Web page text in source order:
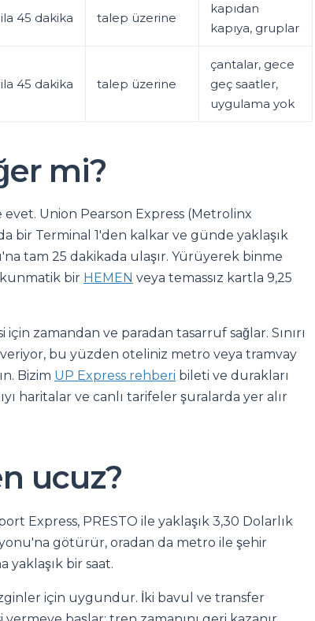
45 dakika talep üzerine
kapıdan
kapıya, gruplar
45 dakika talep üzerine
çantalar, gece
geç saatler,
uygulama yok
mi?
Union Pearson Express (Metrolinx
bir Terminal 1'den kalkar ve günde yaklaşık
tam 25 dakikada ulaşır. Yürüyerek binme
bir HEMEN veya temassız kartla 9,25
zamandan ve paradan tasarruf sağlar. Sınırı
bu yüzden oteliniz metro veya tramvay
Bizim UP Express rehberi bileti ve durakları
haritalar ve canlı tarifeler şuralarda yer alır
ucuz?
Express, PRESTO ile yaklaşık 3,30 Dolarlık
götürür, oradan da metro ile şehir
yaklaşık bir saat.
için uygundur. İki bavul ve transfer